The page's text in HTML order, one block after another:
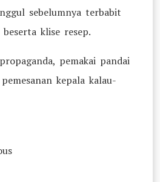
sebelumnya terbabit
klise resep.
pemakai pandai
kepala kalau-